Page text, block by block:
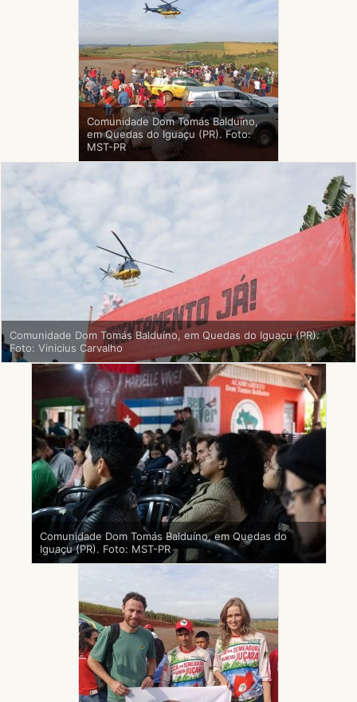
Comunidade Dom Tomás Balduíno,
em Quedas do Iguaçu (PR). Foto:
MST-PR
Comunidade Dom Tomás Balduíno, em Quedas do Iguaçu (PR).
Foto: Vinicius Carvalho
Comunidade Dom Tomás Balduíno, em Quedas do
Iguaçu (PR). Foto: MST-PR